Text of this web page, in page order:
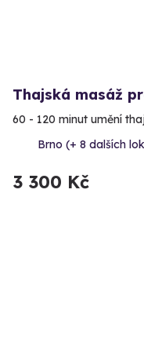
Thajská masáž
60 - 120 minut umění
Brno (+ 8 dalších
3 300 Kč